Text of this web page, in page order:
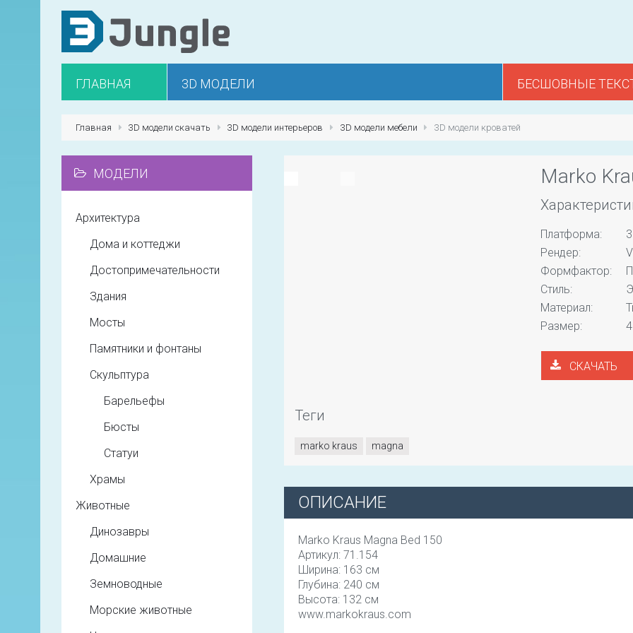
ГЛАВНАЯ 3D МОДЕЛИ БЕСШОВНЫЕ
Главная 3D модели скачать 3D модели интерьеров 3D модели мебели 3D модели кроватей
Marko
Платформа:
Рендер:
Формфактор:
Стиль:
Материал:
Размер:
СКАЧАТЬ
Теги
marko kraus magna
ОПИСАНИЕ
Marko Kraus Magna Bed 150
Артикул: 71.154
Ширина: 163 см
Глубина: 240 см
Высота: 132 см
www.markokraus.com
МОДЕЛИ
Архитектура
Дома и коттеджи
Достопримечательности
Здания
Мосты
Памятники и фонтаны
Скульптура
Барельефы
Бюсты
Статуи
Храмы
Животные
Динозавры
Домашние
Земноводные
Морские животные